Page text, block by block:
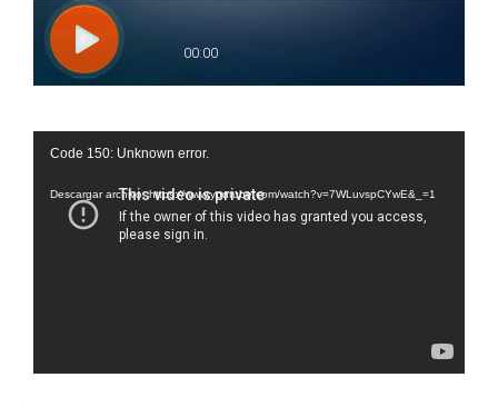
Reproductor
vídeo
Code 150: Unknown error.
Descargar archivo: https://www.youtube.com/watch?v=7WLuvspCYwE&_=1